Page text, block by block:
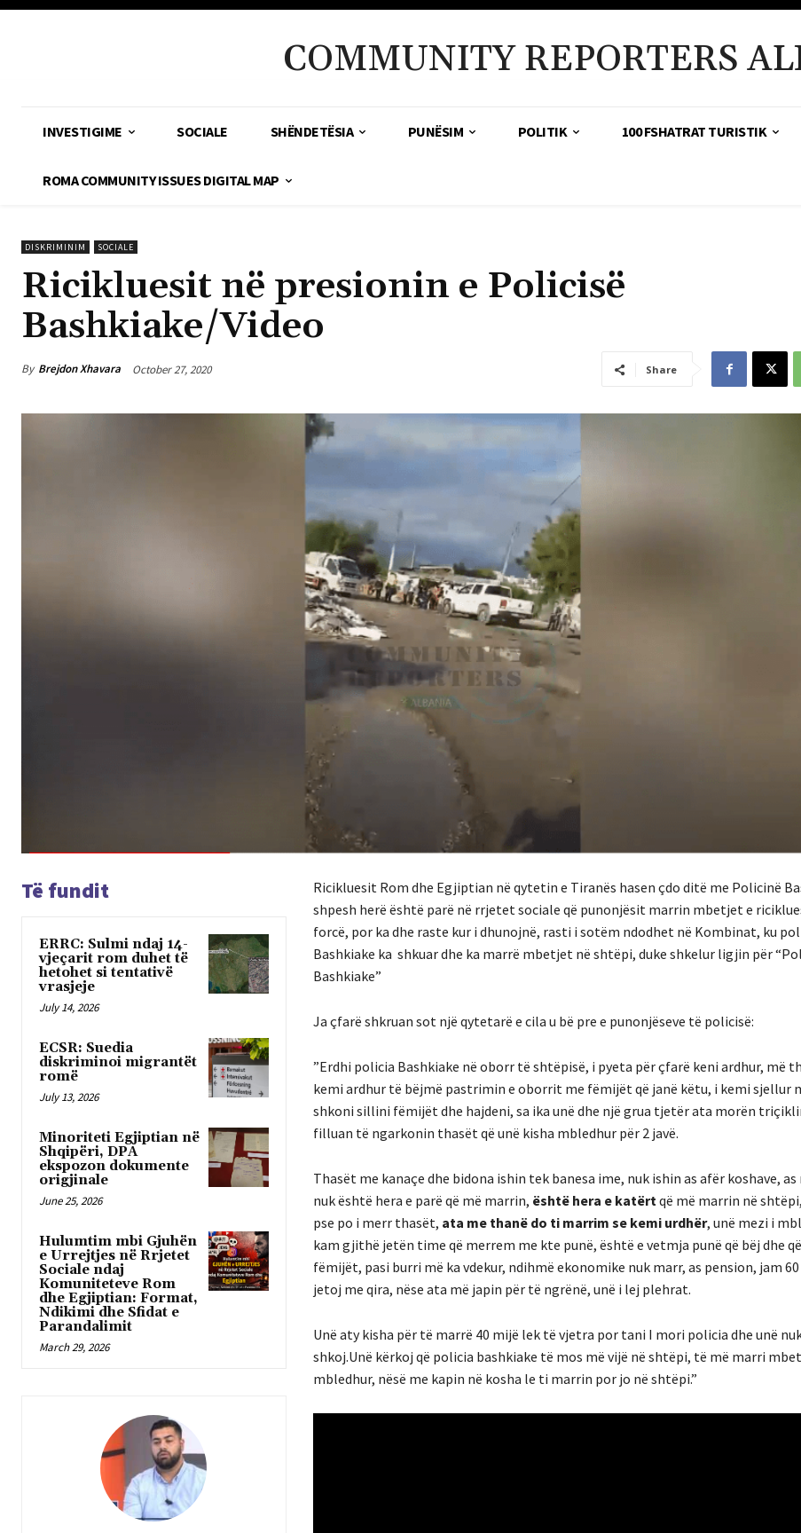
COMMUNITY REPORTERS
INVESTIGIME SOCIALE SHËNDETËSIA PUNËSIM POLITIK 100 FSHATRAT TURISTIK
ROMA COMMUNITY ISSUES DIGITAL MAP
DISKRIMINIM SOCIALE
Ricikluesit në presionin e Policisë
Bashkiake/Video
By Brejdon Xhavara October 27, 2020 Share
Të fundit
ERRC: Sulmi ndaj 14-
vjeçarit rom duhet të
hetohet si tentativë
vrasjeje
July 14, 2026
ECSR: Suedia
diskriminoi migrantët
romë
July 13, 2026
Minoriteti Egjiptian në
Shqipëri, DPA
ekspozon dokumente
origjinale
June 25, 2026
Hulumtim mbi Gjuhën
e Urrejtjes në Rrjetet
Sociale ndaj
Komuniteteve Rom
dhe Egjiptian: Format,
Ndikimi dhe Sfidat e
Parandalimit
March 29, 2026
Ricikluesit Rom dhe Egjiptian në qytetin e Tiranës hasen çdo ditë me Policinë
shpesh herë është parë në rrjetet sociale që punonjësit marrin mbetjet e
forcë, por ka dhe raste kur i dhunojnë, rasti i sotëm ndodhet në Kombinat, ku
Bashkiake ka shkuar dhe ka marrë mbetjet në shtëpi, duke shkelur ligjin për
Bashkiake”
Ja çfarë shkruan sot një qytetarë e cila u bë pre e punonjëseve të policisë:
”Erdhi policia Bashkiake në oborr të shtëpisë, i pyeta për çfarë keni ardhur, më
kemi ardhur të bëjmë pastrimin e oborrit me fëmijët që janë këtu, i kemi sjellur
shkoni sillini fëmijët dhe hajdeni, sa ika unë dhe një grua tjetër ata morën
filluan të ngarkonin thasët që unë kisha mbledhur për 2 javë.
Thasët me kanaçe dhe bidona ishin tek banesa ime, nuk ishin as afër koshave, as
nuk është hera e parë që më marrin, është hera e katërt që më marrin në
pse po i merr thasët, ata me thanë do ti marrim se kemi urdhër, unë mezi i
kam gjithë jetën time që merrem me kte punë, është e vetmja punë që bëj dhe
fëmijët, pasi burri më ka vdekur, ndihmë ekonomike nuk marr, as pension, jam 60
jetoj me qira, nëse ata më japin për të ngrënë, unë i lej plehrat.
Unë aty kisha për të marrë 40 mijë lek të vjetra por tani I mori policia dhe unë
shkoj.Unë kërkoj që policia bashkiake të mos më vijë në shtëpi, të më marri
mbledhur, nësë me kapin në kosha le ti marrin por jo në shtëpi.”